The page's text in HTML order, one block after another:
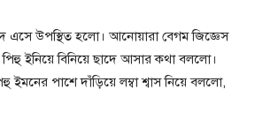
এসে উপস্থিত হলো। আনোয়ারা বেগম জিজ্ঞেস
ইনিয়ে বিনিয়ে ছাদে আসার কথা বললো।
ইমনের পাশে দাঁড়িয়ে লম্বা শ্বাস নিয়ে বললো,